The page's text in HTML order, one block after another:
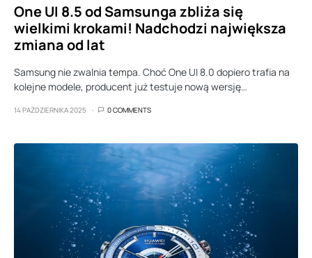
One UI 8.5 od Samsunga zbliża się
wielkimi krokami! Nadchodzi największa
zmiana od lat
Samsung nie zwalnia tempa. Choć One UI 8.0 dopiero trafia na
kolejne modele, producent już testuje nową wersję…
14 PAŹDZIERNIKA 2025 0 COMMENTS